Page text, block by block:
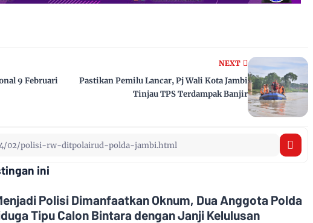
NEXT
Pastikan Pemilu Lancar, Pj Wali Kota Jambi
Tinjau TPS Terdampak Banjir
9 Februari
ini
Polisi Dimanfaatkan Oknum, Dua Anggota Polda
Tipu Calon Bintara dengan Janji Kelulusan